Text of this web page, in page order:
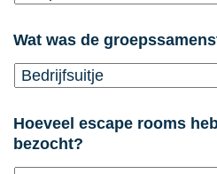
Wat was de
Hoeveel escape rooms
bezocht?